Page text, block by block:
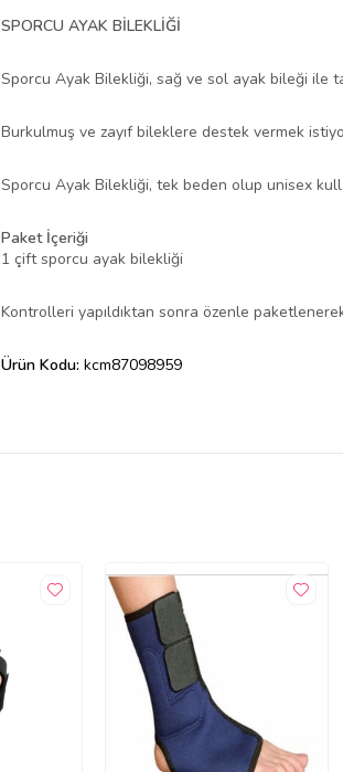
SPORCU AYAK BİLEKLİĞİ
Sporcu Ayak Bilekliği, sağ ve sol ayak bileği ile
Burkulmuş ve zayıf bileklere destek vermek
Sporcu Ayak Bilekliği, tek beden olup unisex
Paket İçeriği
1 çift sporcu ayak bilekliği
Kontrolleri yapıldıktan sonra özenle
Ürün Kodu: kcm87098959